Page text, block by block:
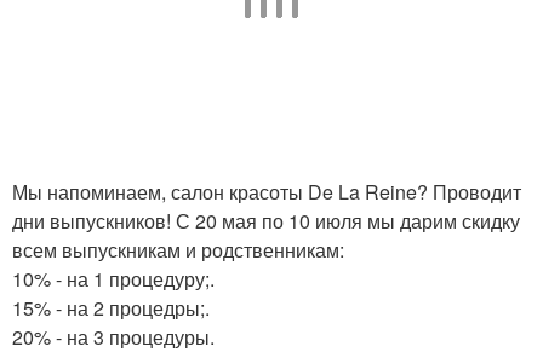
Мы напоминаем, салон красоты De La Reine? Проводит
дни выпускников! С 20 мая по 10 июля мы дарим скидку
всем выпускникам и родственникам:
10% - на 1 процедуру;.
15% - на 2 процедры;.
20% - на 3 процедуры.